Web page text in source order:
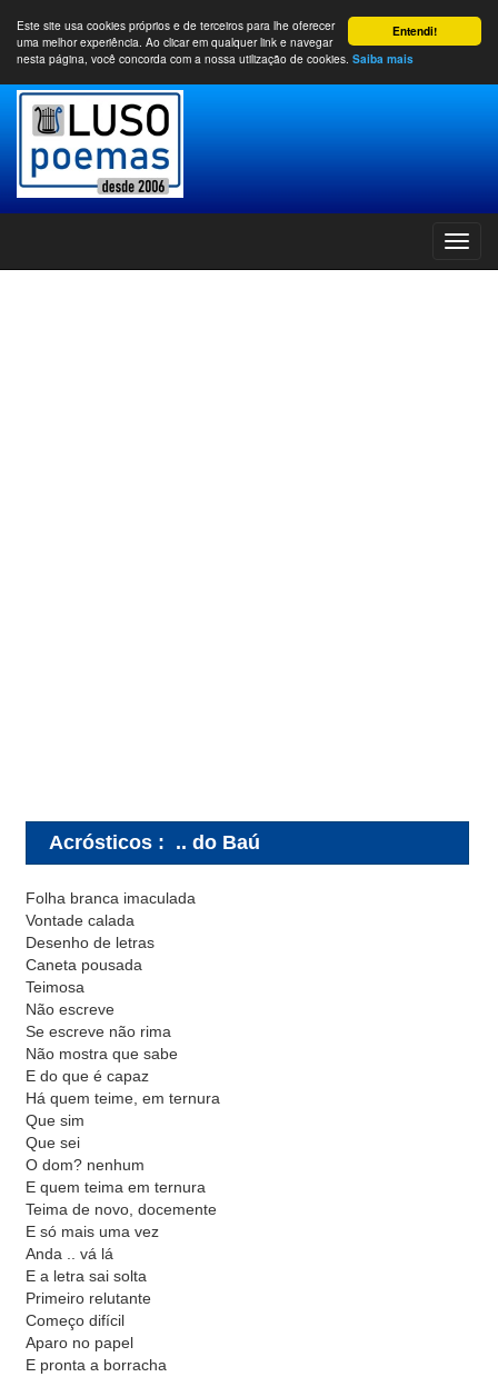
Entendi!
Este site usa cookies próprios e de terceiros para lhe oferecer
uma melhor experiência. Ao clicar em qualquer link e navegar
nesta página, você concorda com a nossa utilização de cookies. Saiba mais
Acrósticos : .. do Baú
Folha branca imaculada
Vontade calada
Desenho de letras
Caneta pousada
Teimosa
Não escreve
Se escreve não rima
Não mostra que sabe
E do que é capaz
Há quem teime, em ternura
Que sim
Que sei
O dom? nenhum
E quem teima em ternura
Teima de novo, docemente
E só mais uma vez
Anda .. vá lá
E a letra sai solta
Primeiro relutante
Começo difícil
Aparo no papel
E pronta a borracha